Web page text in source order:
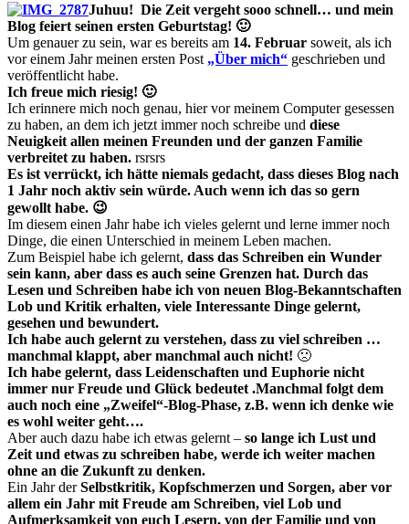
Juhuu! Die Zeit vergeht sooo schnell… und mein
Blog feiert seinen ersten Geburtstag! 🙂
Um genauer zu sein, war es bereits am 14. Februar soweit, als ich
vor einem Jahr meinen ersten Post „Über mich“ geschrieben und
veröffentlicht habe.
Ich freue mich riesig! 🙂
Ich erinnere mich noch genau, hier vor meinem Computer gesessen
zu haben, an dem ich jetzt immer noch schreibe und diese
Neuigkeit allen meinen Freunden und der ganzen Familie
verbreitet zu haben. rsrsrs
Es ist verrückt, ich hätte niemals gedacht, dass dieses Blog nach
1 Jahr noch aktiv sein würde. Auch wenn ich das so gern
gewollt habe. 😉
Im diesem einen Jahr habe ich vieles gelernt und lerne immer noch
Dinge, die einen Unterschied in meinem Leben machen.
Zum Beispiel habe ich gelernt, dass das Schreiben ein Wunder
sein kann, aber dass es auch seine Grenzen hat. Durch das
Lesen und Schreiben habe ich von neuen Blog-Bekanntschaften
Lob und Kritik erhalten, viele Interessante Dinge gelernt,
gesehen und bewundert.
Ich habe auch gelernt zu verstehen, dass zu viel schreiben …
manchmal klappt, aber manchmal auch nicht! 🙁
Ich habe gelernt, dass Leidenschaften und Euphorie nicht
immer nur Freude und Glück bedeutet .Manchmal folgt dem
auch noch eine „Zweifel“-Blog-Phase, z.B. wenn ich denke wie
es wohl weiter geht….
Aber auch dazu habe ich etwas gelernt – so lange ich Lust und
Zeit und etwas zu schreiben habe, werde ich weiter machen
ohne an die Zukunft zu denken.
Ein Jahr derSelbstkritik, Kopfschmerzen und Sorgen, aber vor
allem ein Jahr mit Freude am Schreiben, viel Lob und
Aufmerksamkeit von euch Lesern, von der Familie und von